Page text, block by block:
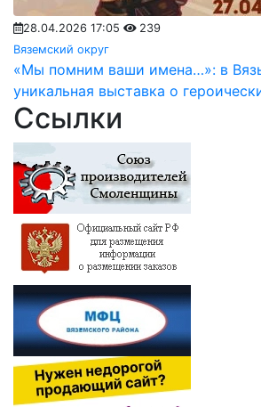
28.04.2026 17:05
239
Вяземский округ
«Мы помним ваши имена…»: в
уникальная выставка о
Ссылки